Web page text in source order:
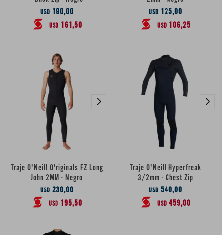
USD 190,00
USD 161,50
USD 125,00
USD 106,25
Traje O'Neill O'riginals FZ Long
John 2MM - Negro
USD 230,00
USD 195,50
Traje O'Neill Hyperfreak
3/2mm - Chest Zip
USD 540,00
USD 459,00